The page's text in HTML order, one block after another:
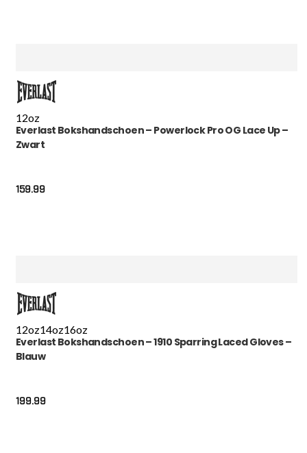
12oz
Everlast Bokshandschoen – Powerlock Pro OG Lace Up –
Zwart
159.99
12oz14oz16oz
Everlast Bokshandschoen – 1910 Sparring Laced Gloves –
Blauw
199.99